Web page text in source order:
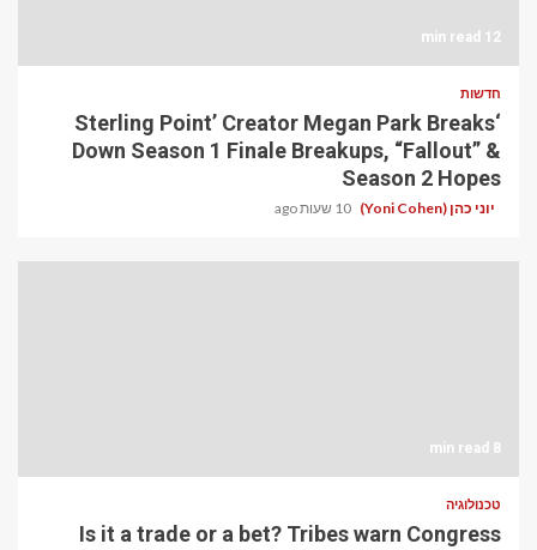
12 min read
חדשות
‘Sterling Point’ Creator Megan Park Breaks
Down Season 1 Finale Breakups, “Fallout” &
Season 2 Hopes
יוני כהן (Yoni Cohen) 10 שעות ago
8 min read
טכנולוגיה
Is it a trade or a bet? Tribes warn Congress